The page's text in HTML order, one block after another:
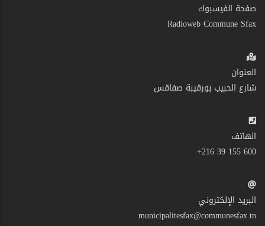
صفحة الفيسبوك
Radioweb Commune Sfax
العنوان
شارع الحبيب بورقيبة صفاقس
الهاتف
600 155 39 216+
البريد الإلكتروني
municipalitesfax@communesfax.tn